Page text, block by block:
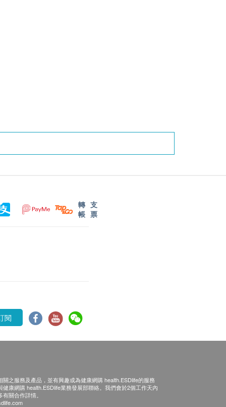
轉
帳
支
票
閱
關之服務及產品，並有興趣成為健康網購 health.ESDlife的服務
健康網購 health.ESDlife業務發展部聯絡。我們會於2個工作天內
關合作詳情。